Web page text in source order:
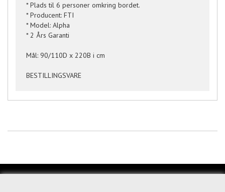
* Plads til 6 personer omkring bordet.
* Producent: FTI
* Model: Alpha
* 2 Års Garanti
Mål: 90/110D x 220B i cm
BESTILLINGSVARE